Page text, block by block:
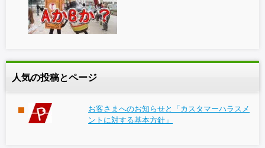
人気の投稿とページ
お客さまへのお知らせと「カスタマーハラスメ
ントに対する基本方針」